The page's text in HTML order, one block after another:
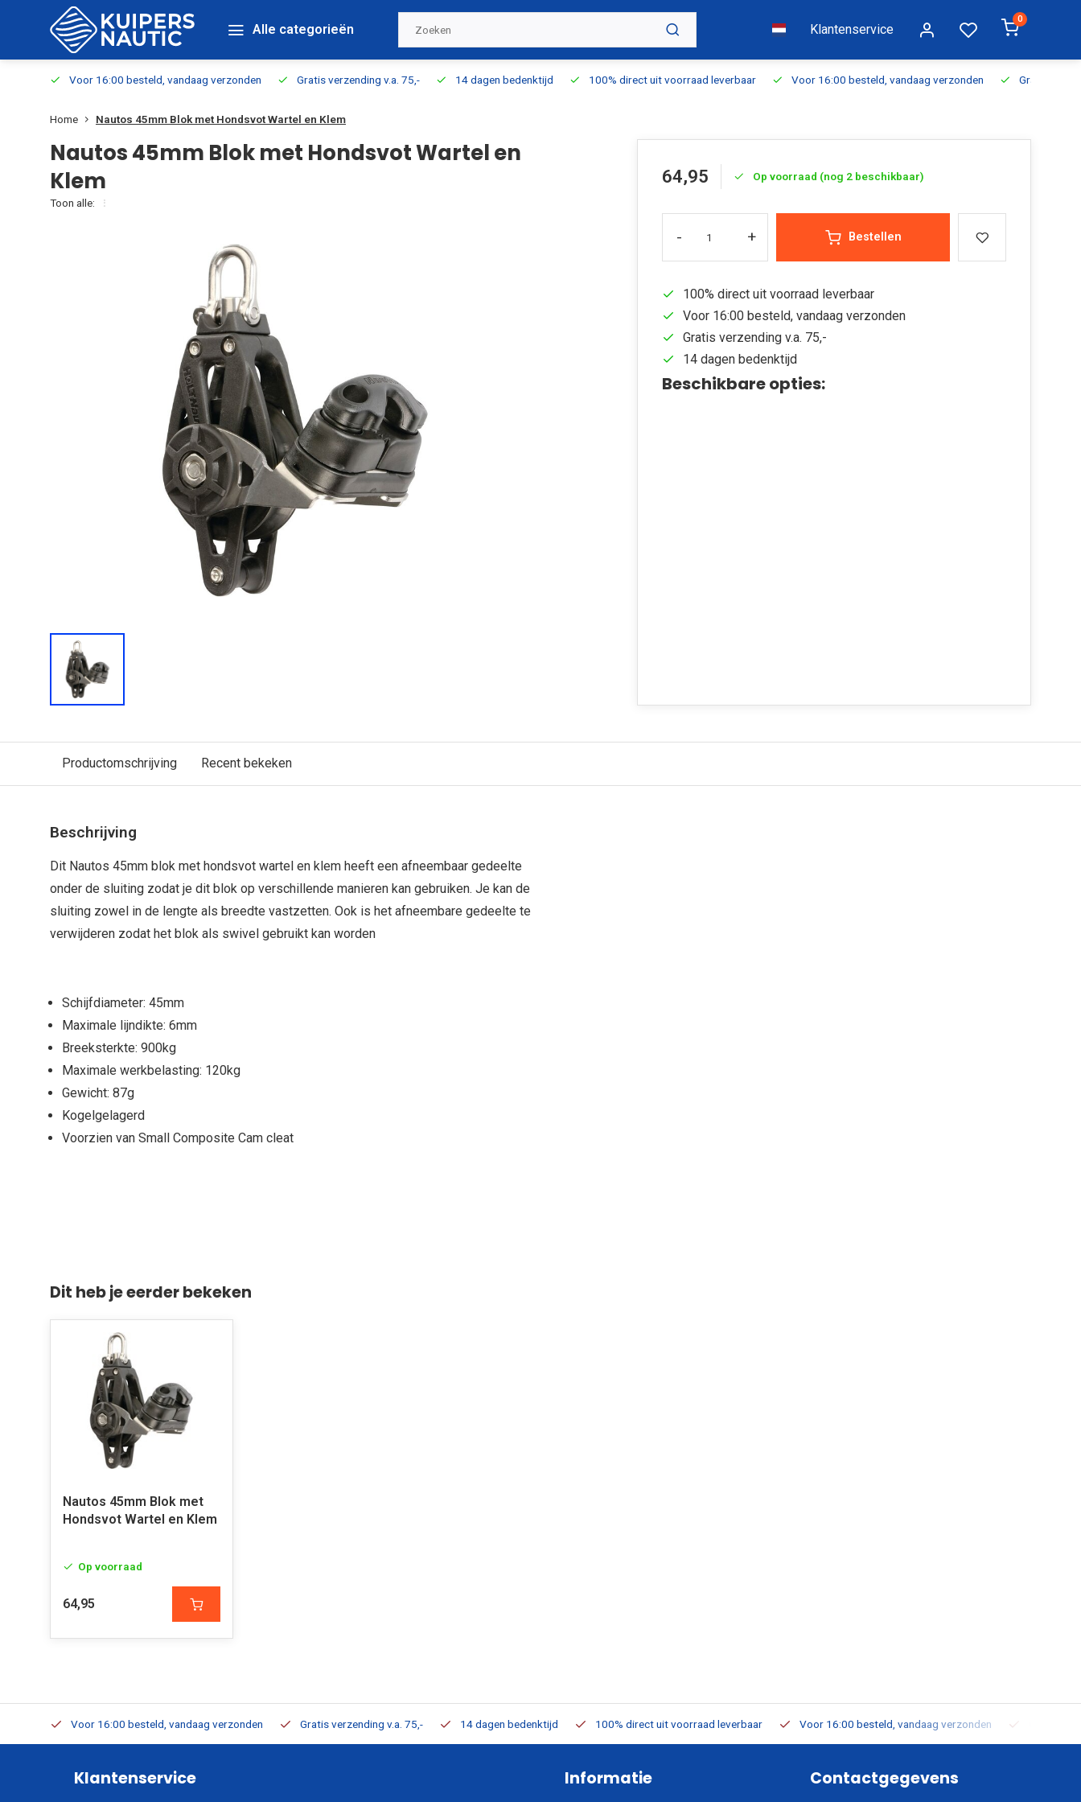
Alle categorieën Klantenservice
0
Voor 16:00 besteld, vandaag verzonden Gratis verzending v.a. 75,- 14 dagen bedenktijd 100% direct uit voorraad leverbaar Voor 16:00 besteld, vandaag verzonden Gratis
Home Nautos 45mm Blok met Hondsvot Wartel en Klem
Nautos 45mm Blok met Hondsvot Wartel en
Klem
Toon alle:
64,95 Op voorraad (nog 2 beschikbaar)
- + Bestellen
100% direct uit voorraad leverbaar
Voor 16:00 besteld, vandaag verzonden
Gratis verzending v.a. 75,-
14 dagen bedenktijd
Beschikbare opties:
Productomschrijving Recent bekeken
Beschrijving
Dit Nautos 45mm blok met hondsvot wartel en klem heeft een afneembaar gedeelte
onder de sluiting zodat je dit blok op verschillende manieren kan gebruiken. Je kan de
sluiting zowel in de lengte als breedte vastzetten. Ook is het afneembare gedeelte te
verwijderen zodat het blok als swivel gebruikt kan worden
Schijfdiameter: 45mm
Maximale lijndikte: 6mm
Breeksterkte: 900kg
Maximale werkbelasting: 120kg
Gewicht: 87g
Kogelgelagerd
Voorzien van Small Composite Cam cleat
Dit heb je eerder bekeken
Nautos 45mm Blok met
Hondsvot Wartel en Klem
Op voorraad
64,95
Voor 16:00 besteld, vandaag verzonden Gratis verzending v.a. 75,- 14 dagen bedenktijd 100% direct uit voorraad leverbaar Voor 16:00 besteld, vandaag verzonden
Klantenservice Informatie Contactgegevens